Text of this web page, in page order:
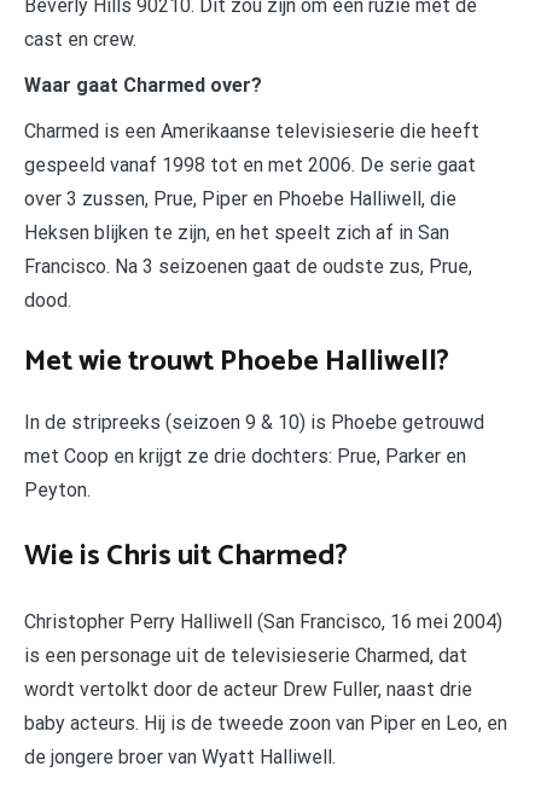
Beverly Hills 90210. Dit zou zijn om een ruzie met de
cast en crew.
Waar gaat Charmed over?
Charmed is een Amerikaanse televisieserie die heeft
gespeeld vanaf 1998 tot en met 2006. De serie gaat
over 3 zussen, Prue, Piper en Phoebe Halliwell, die
Heksen blijken te zijn, en het speelt zich af in San
Francisco. Na 3 seizoenen gaat de oudste zus, Prue,
dood.
Met wie trouwt Phoebe Halliwell?
In de stripreeks (seizoen 9 & 10) is Phoebe getrouwd
met Coop en krijgt ze drie dochters: Prue, Parker en
Peyton.
Wie is Chris uit Charmed?
Christopher Perry Halliwell (San Francisco, 16 mei 2004)
is een personage uit de televisieserie Charmed, dat
wordt vertolkt door de acteur Drew Fuller, naast drie
baby acteurs. Hij is de tweede zoon van Piper en Leo, en
de jongere broer van Wyatt Halliwell.